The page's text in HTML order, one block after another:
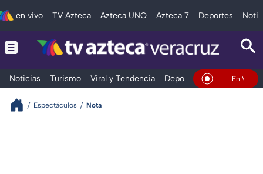
en vivo TV Azteca Azteca UNO Azteca 7 Deportes
Noticias Turismo Viral y Tendencia Deportes Espectáculos
En Vivo
Espectáculos Nota